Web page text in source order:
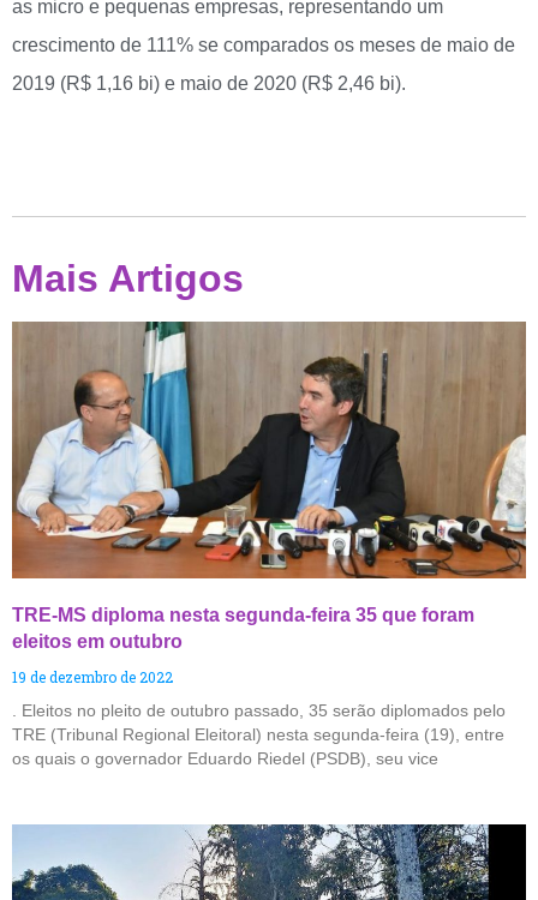
as micro e pequenas empresas, representando um
crescimento de 111% se comparados os meses de maio de
2019 (R$ 1,16 bi) e maio de 2020 (R$ 2,46 bi).
Mais Artigos
TRE-MS diploma nesta segunda-feira 35 que foram
eleitos em outubro
19 de dezembro de 2022
. Eleitos no pleito de outubro passado, 35 serão diplomados pelo
TRE (Tribunal Regional Eleitoral) nesta segunda-feira (19), entre
os quais o governador Eduardo Riedel (PSDB), seu vice